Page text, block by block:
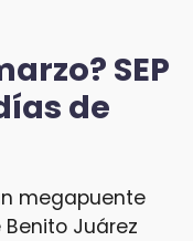
SEP
de
megapuente
Juárez